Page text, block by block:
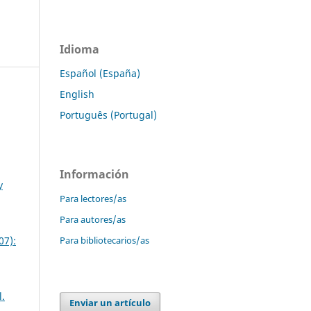
Idioma
Español (España)
English
Português (Portugal)
Información
Para lectores/as
Para autores/as
Para bibliotecarios/as
Enviar un artículo